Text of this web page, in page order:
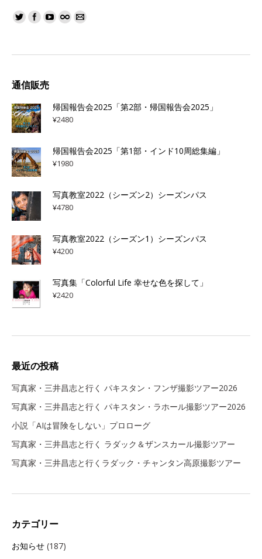
通信販売
帰国報告会2025「第2部・帰国報告会2025」
¥2480
帰国報告会2025「第1部・インド10周総集編」
¥1980
写真教室2022（シーズン2）シーズンパス
¥4780
写真教室2022（シーズン1）シーズンパス
¥4200
写真集「Colorful Life 幸せな色を探して」
¥2420
最近の投稿
写真家・三井昌志と行く パキスタン・フンザ撮影ツアー2026
写真家・三井昌志と行く パキスタン・ラホール撮影ツアー2026
小説「AIは冒険をしない」プロローグ
写真家・三井昌志と行く ラダック＆ザンスカール撮影ツアー
写真家・三井昌志と行くラダック・チャンタン高原撮影ツアー
カテゴリー
お知らせ (187)